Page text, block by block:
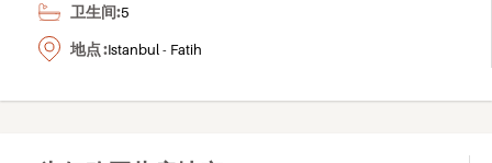
卫生间:5
地点 :Istanbul - Fatih